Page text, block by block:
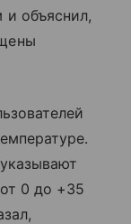
и объяснил,
0 до +35